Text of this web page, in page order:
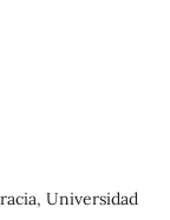
Universidad